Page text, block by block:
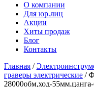
О компании
Для юр.лиц
Акции
Хиты продаж
Блог
Контакты
Главная /
граверы электрические /
28000обм,ход-